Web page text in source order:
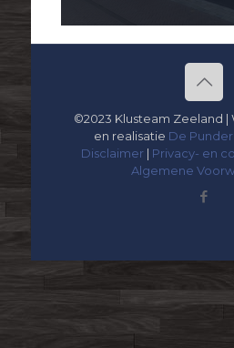
©2023 Klusteam Zeeland
en realisatie De
Disclaimer | Privacy- en
Algemene